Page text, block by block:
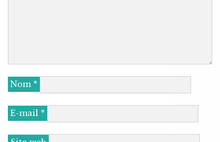
Nom *
E-mail *